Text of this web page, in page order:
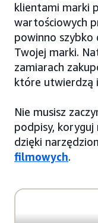
klientami marki
wartościowych
powinno
Twojej marki.
zamiarach
które utwierdzą
Nie musisz
podpisy, koryguj
dzięki
filmowych.